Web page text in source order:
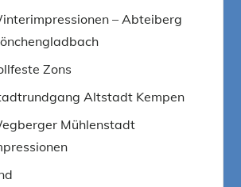
– Abteiberg
Zons
Altstadt Kempen
Mühlenstadt